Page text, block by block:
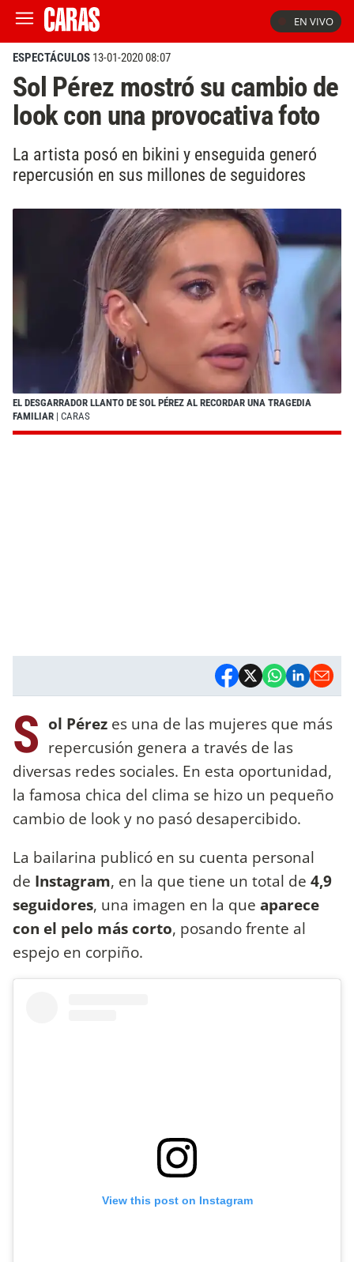
EN VIVO
ESPECTÁCULOS 13-01-2020 08:07
Sol Pérez mostró su cambio de
look con una provocativa foto
La artista posó en bikini y enseguida generó
repercusión en sus millones de seguidores
EL DESGARRADOR LLANTO DE SOL PÉREZ AL RECORDAR UNA TRAGEDIA
FAMILIAR | CARAS
S ol Pérez es una de las mujeres que más
repercusión genera a través de las
diversas redes sociales. En esta oportunidad,
la famosa chica del clima se hizo un pequeño
cambio de look y no pasó desapercibido.
La bailarina publicó en su cuenta personal
de Instagram, en la que tiene un total de 4,9
seguidores, una imagen en la que aparece
con el pelo más corto, posando frente al
espejo en corpiño.
View this post on Instagram